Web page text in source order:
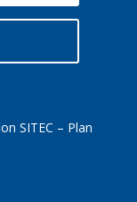
SITEC – Plan